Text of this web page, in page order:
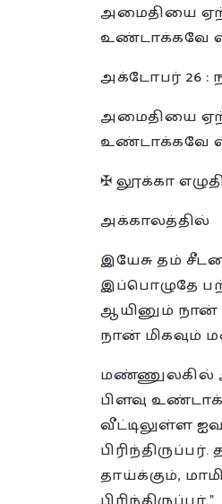
அமைதியை
உண்டாக்கவே
அக்டோபர் 26 :
அமைதியை
உண்டாக்கவே
✠ லூக்கா
அக்காலத்தில்
இயேசு தம்
இப்பொழுதே
ஆயினும் நான்
நான் மிகவும்
மண்ணுலகில்
பிளவு
வீட்டிலுள்ள
தாய்க்கும்,